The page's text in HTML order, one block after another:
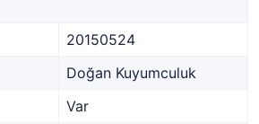
20150524
Doğan Kuyumculuk
Var